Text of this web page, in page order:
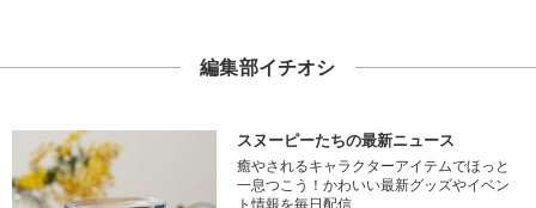
編集部イチオシ
スヌーピーたちの最新ニュース
癒やされるキャラクターアイテムでほっと
一息つこう！かわいい最新グッズやイベン
ト情報を毎日配信